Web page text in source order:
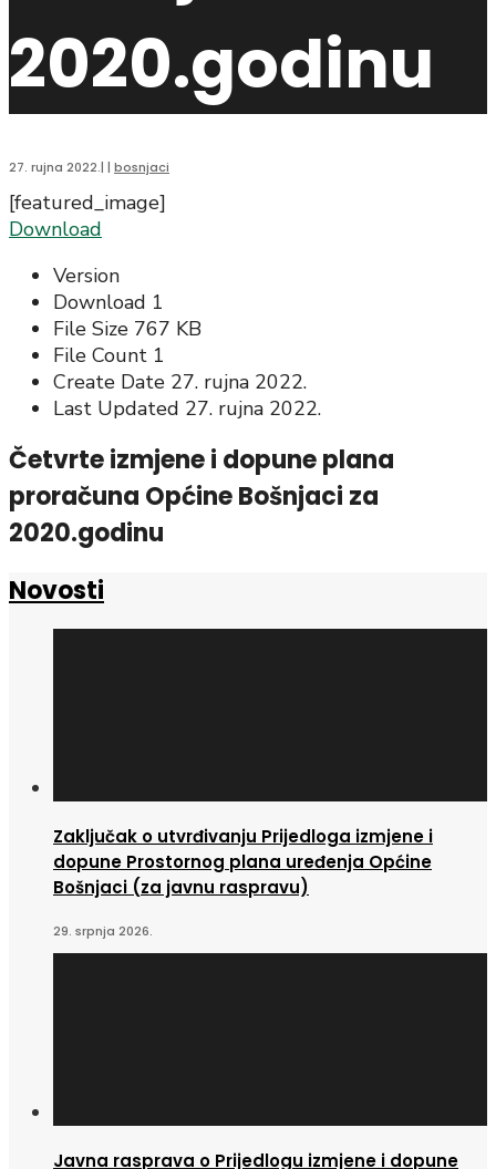
2020.godinu
27. rujna 2022.| | bosnjaci
[featured_image]
Download
Version
Download 1
File Size 767 KB
File Count 1
Create Date 27. rujna 2022.
Last Updated 27. rujna 2022.
Četvrte izmjene i dopune plana
proračuna Općine Bošnjaci za
2020.godinu
Novosti
Zaključak o utvrđivanju Prijedloga izmjene i
dopune Prostornog plana uređenja Općine
Bošnjaci (za javnu raspravu)
29. srpnja 2026.
Javna rasprava o Prijedlogu izmjene i dopune